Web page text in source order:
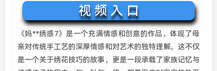
视 频 入 口
《妈**绣感7》是一个充满情感和创意的作品，体现了母
亲对传统手工艺的深厚情感和对艺术的独特理解。这不仅
是一个关于绣花技巧的故事，更是一段承载了家族记忆与